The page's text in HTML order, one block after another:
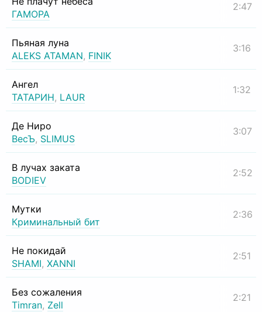
ГАМОРА
2:47
Пьяная луна
ALEKS ATAMAN, FINIK
3:16
Ангел
ТАТАРИН, LAUR
1:32
Де Ниро
ВесЪ, SLIMUS
3:07
В лучах заката
BODIEV
2:52
Мутки
Криминальный бит
2:36
Не покидай
SHAMI, XANNI
2:51
Без сожаления
Timran, Zell
2:21